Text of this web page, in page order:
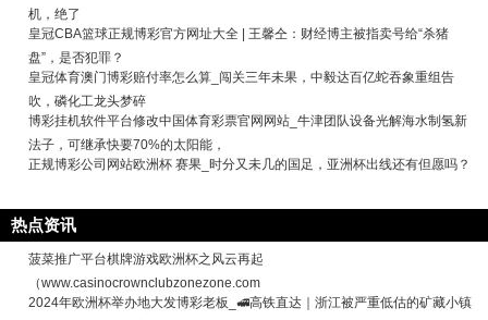
机，绝了
皇冠CBA篮球正规博彩官方网址大全 | 王馨仝：财经博主被指卖号给“杀猪
盘”，是否犯罪？
皇冠体育澳门博彩赔付率怎么算_闯关三年未果，中毅达百亿蛇吞象重组告
吹，磷化工龙头梦碎
博彩挂机软件平台修改中国体育彩票官网网站_牛津团队设备光解海水制氢新
法子，可继承快要70%的太阳能，
正规博彩公司网站欧洲杯 赛果_时分又未几的国足，亚洲杯出线还有但愿吗？
热点资讯
菠菜推广平台棋牌游戏欧洲杯之风云再起
（www.casinocrownclubzonezone.com
2024年欧洲杯举办地大发博彩老板_🚅高铁直达｜浙江被严重低估的矿藏小镇